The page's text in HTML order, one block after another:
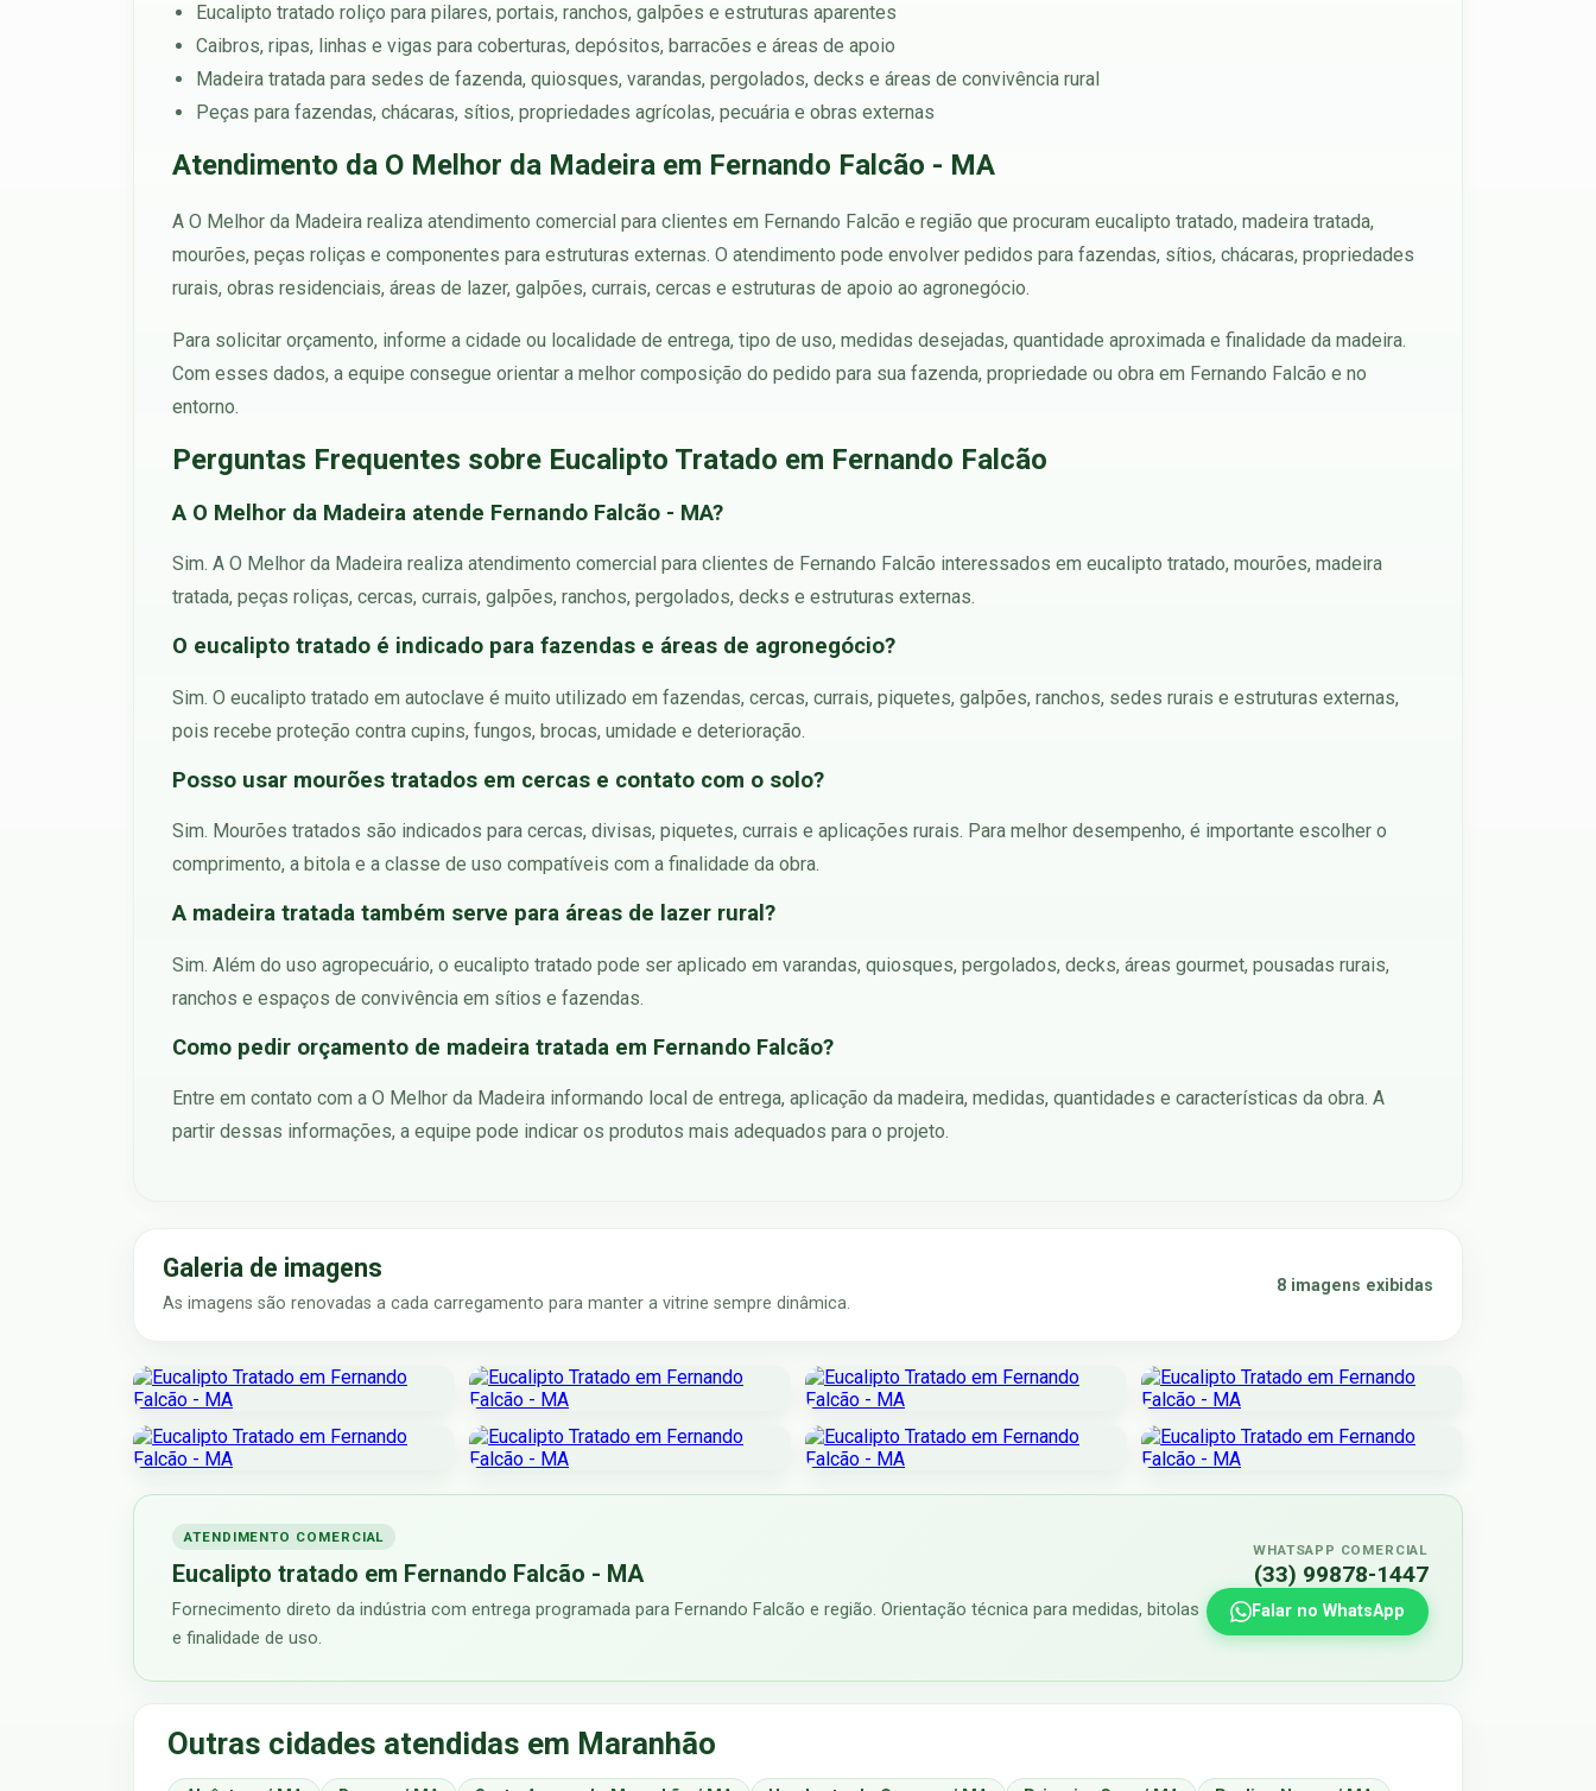
Eucalipto tratado roliço para pilares, portais, ranchos, galpões e estruturas aparentes
Caibros, ripas, linhas e vigas para coberturas, depósitos, barracões e áreas de apoio
Madeira tratada para sedes de fazenda, quiosques, varandas, pergolados, decks e áreas de convivência rural
Peças para fazendas, chácaras, sítios, propriedades agrícolas, pecuária e obras externas
Atendimento da O Melhor da Madeira em Fernando Falcão - MA
A O Melhor da Madeira realiza atendimento comercial para clientes em Fernando Falcão e região que procuram eucalipto tratado, madeira tratada,
mourões, peças roliças e componentes para estruturas externas. O atendimento pode envolver pedidos para fazendas, sítios, chácaras, propriedades
rurais, obras residenciais, áreas de lazer, galpões, currais, cercas e estruturas de apoio ao agronegócio.
Para solicitar orçamento, informe a cidade ou localidade de entrega, tipo de uso, medidas desejadas, quantidade aproximada e finalidade da madeira.
Com esses dados, a equipe consegue orientar a melhor composição do pedido para sua fazenda, propriedade ou obra em Fernando Falcão e no
entorno.
Perguntas Frequentes sobre Eucalipto Tratado em Fernando Falcão
A O Melhor da Madeira atende Fernando Falcão - MA?
Sim. A O Melhor da Madeira realiza atendimento comercial para clientes de Fernando Falcão interessados em eucalipto tratado, mourões, madeira
tratada, peças roliças, cercas, currais, galpões, ranchos, pergolados, decks e estruturas externas.
O eucalipto tratado é indicado para fazendas e áreas de agronegócio?
Sim. O eucalipto tratado em autoclave é muito utilizado em fazendas, cercas, currais, piquetes, galpões, ranchos, sedes rurais e estruturas externas,
pois recebe proteção contra cupins, fungos, brocas, umidade e deterioração.
Posso usar mourões tratados em cercas e contato com o solo?
Sim. Mourões tratados são indicados para cercas, divisas, piquetes, currais e aplicações rurais. Para melhor desempenho, é importante escolher o
comprimento, a bitola e a classe de uso compatíveis com a finalidade da obra.
A madeira tratada também serve para áreas de lazer rural?
Sim. Além do uso agropecuário, o eucalipto tratado pode ser aplicado em varandas, quiosques, pergolados, decks, áreas gourmet, pousadas rurais,
ranchos e espaços de convivência em sítios e fazendas.
Como pedir orçamento de madeira tratada em Fernando Falcão?
Entre em contato com a O Melhor da Madeira informando local de entrega, aplicação da madeira, medidas, quantidades e características da obra. A
partir dessas informações, a equipe pode indicar os produtos mais adequados para o projeto.
Galeria de imagens
As imagens são renovadas a cada carregamento para manter a vitrine sempre dinâmica.
8 imagens exibidas
ATENDIMENTO COMERCIAL
Eucalipto tratado em Fernando Falcão - MA
Fornecimento direto da indústria com entrega programada para Fernando Falcão e região. Orientação técnica para medidas, bitolas
e finalidade de uso.
WHATSAPP COMERCIAL
(33) 99878-1447
Falar no WhatsApp
Outras cidades atendidas em Maranhão